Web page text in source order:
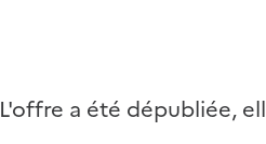
L'offre a été dépubliée,